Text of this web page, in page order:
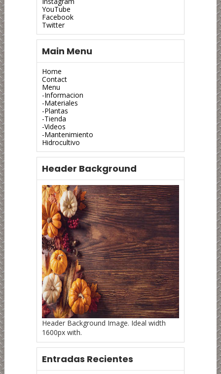
YouTube
Facebook
Twitter
Main Menu
Home
Contact
Menu
-Informacion
-Materiales
-Plantas
-Tienda
-Videos
-Mantenimiento
Hidrocultivo
Header Background
Header Background Image. Ideal width
1600px with.
Entradas Recientes